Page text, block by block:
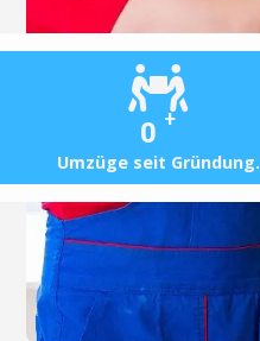
0 +
Umzüge seit Gründung.